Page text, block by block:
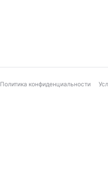
Политика конфиденциальности